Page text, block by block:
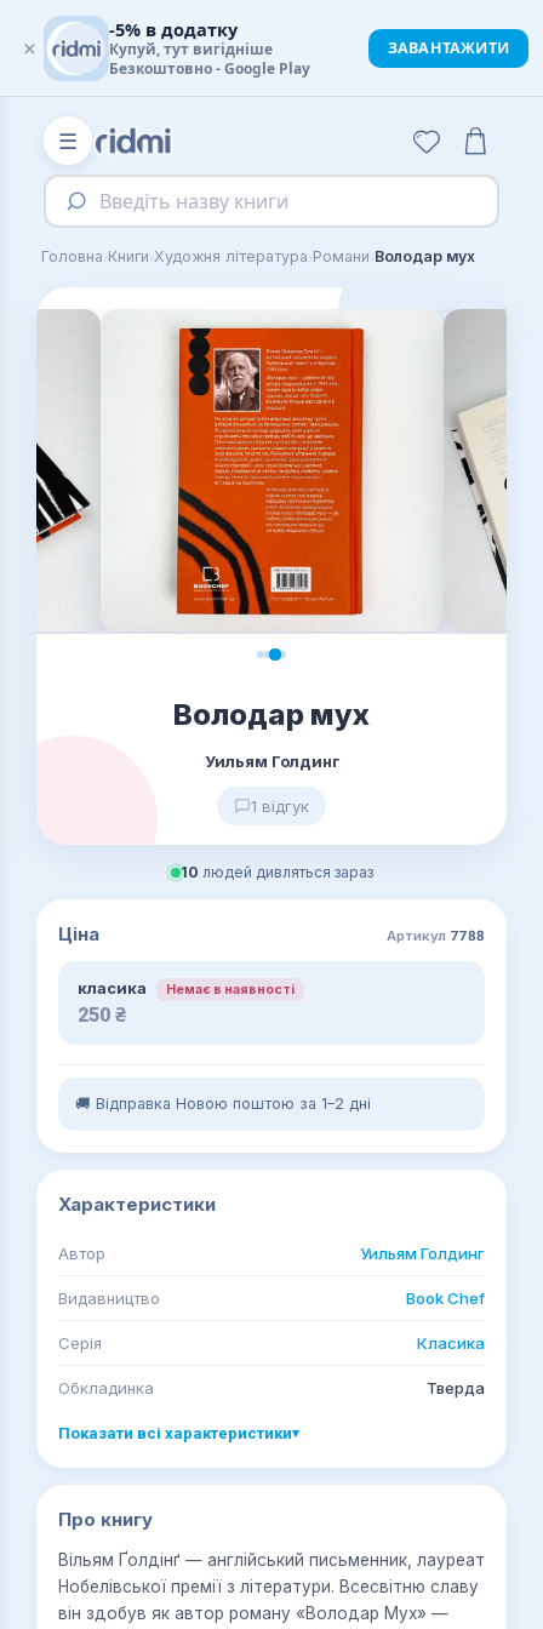
☰
Введіть назву книги
Головна›Книги›Художня література›Романи›Володар мух
Володар мух
Уильям Голдинг
1 відгук
10 людей дивляться зараз
Ціна Артикул 7788
класика Немає в наявності
250 ₴
🚚 Відправка Новою поштою за 1–2 дні
Характеристики
Автор Уильям Голдинг
Видавництво Book Chef
Серія Класика
Обкладинка Тверда
Показати всі характеристики▾
Про книгу
Вільям Ґолдінґ — англійський письменник, лауреат
Нобелівської премії з літератури. Всесвітню славу
він здобув як автор роману «Володар Мух» —
×
-5% в додатку
Купуй, тут вигідніше
Безкоштовно - Google Play
ЗАВАНТАЖИТИ